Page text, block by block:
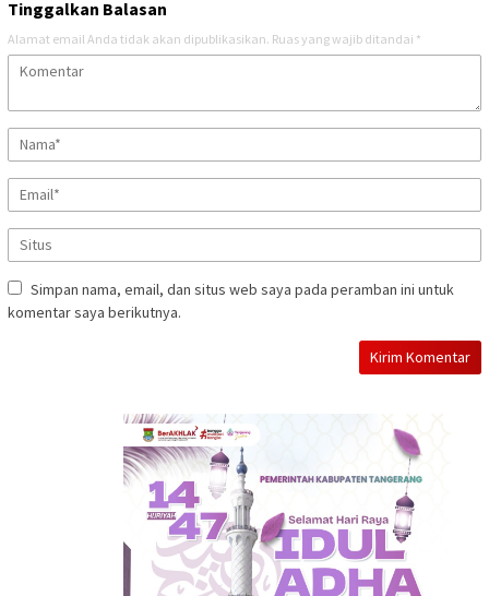
Tinggalkan Balasan
Alamat email Anda tidak akan dipublikasikan. Ruas yang wajib ditandai *
Simpan nama, email, dan situs web saya pada peramban ini untuk
komentar saya berikutnya.